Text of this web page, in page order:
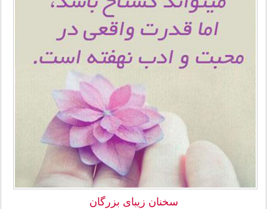
سخنان زیبای بزرگان